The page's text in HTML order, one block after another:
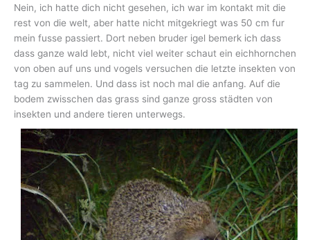
Nein, ich hatte dich nicht gesehen, ich war im kontakt mit die
rest von die welt, aber hatte nicht mitgekriegt was 50 cm fur
mein fusse passiert. Dort neben bruder igel bemerk ich dass
dass ganze wald lebt, nicht viel weiter schaut ein eichhornchen
von oben auf uns und vogels versuchen die letzte insekten von
tag zu sammelen. Und dass ist noch mal die anfang. Auf die
bodem zwisschen das grass sind ganze gross städten von
insekten und andere tieren unterwegs.